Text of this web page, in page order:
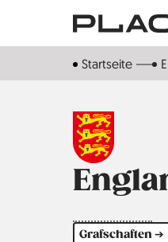
Inhalt
Startseite
Grafschaften ➔